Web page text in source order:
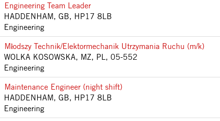
Engineering Team Leader
HADDENHAM, GB, HP17 8LB
Engineering
Młodszy Technik/Elektormechanik Utrzymania Ruchu (m/k)
WOLKA KOSOWSKA, MZ, PL, 05-552
Engineering
Maintenance Engineer (night shift)
HADDENHAM, GB, HP17 8LB
Engineering